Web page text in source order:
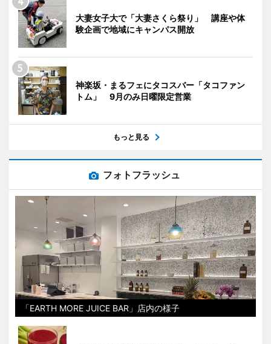
大妻女子大で「大妻さくら祭り」 講座や体
験企画で地域にキャンパス開放
神楽坂・まるフェにタコスバー「タコファン
トム」 9月のみ日曜限定営業
もっと見る
フォトフラッシュ
「EARTH MORE JUICE BAR」店内の様子